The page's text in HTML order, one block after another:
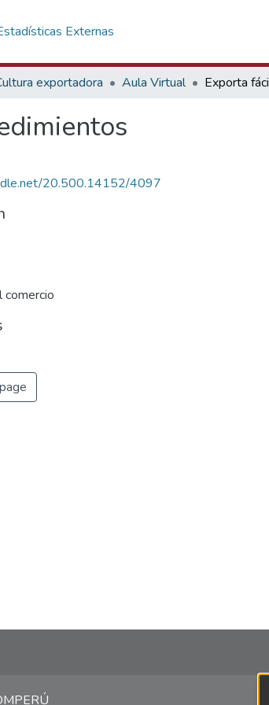
Externas
exportadora Aula Virtual
20.500.14152/4097
comercio